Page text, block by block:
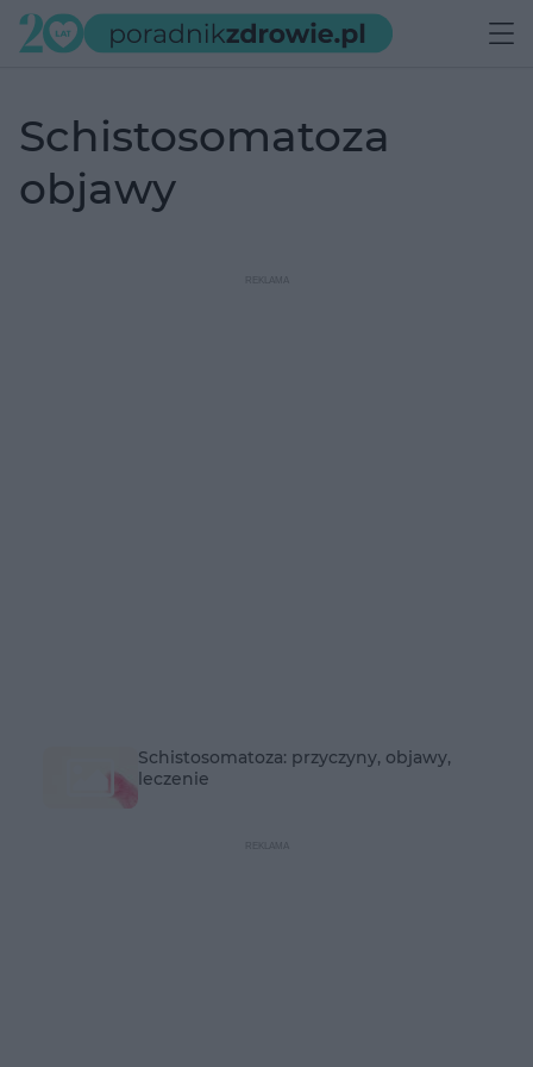
schistosomatoza
objawy
Schistosomatoza: przyczyny, objawy,
leczenie